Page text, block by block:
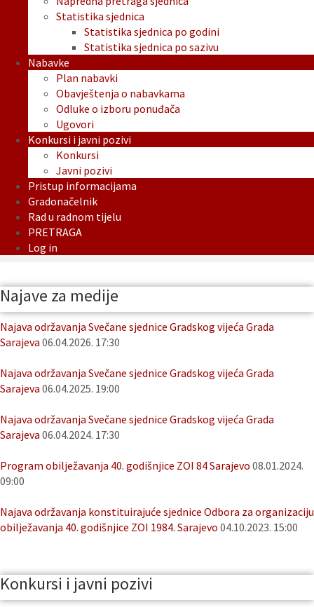
Statistika sjednica
Statistika sjednica po godini
Statistika sjednica po sazivu
Nabavke
Plan nabavki
Obavještenja o nabavkama
Odluke o izboru ponuđača
Ugovori
Konkursi i javni pozivi
Konkursi
Javni pozivi
Pristup informacijama
Gradonačelnik
Rad u radnom tijelu
PRETRAGA
Log in
Najave za medije
Najava održavanja Svečane sjednice Gradskog vijeća Grada
Sarajeva 06.04.2026. 17:30
Najava održavanja Svečane sjednice Gradskog vijeća Grada
Sarajeva 06.04.2025. 19:00
Najava održavanja Svečane sjednice Gradskog vijeća Grada
Sarajeva 06.04.2024. 17:30
Program obilježavanja 40. godišnjice ZOI 84 Sarajevo 08.01.2024.
09:00
Najava održavanja konstituirajuće sjednice Odbora za organizaciju
obilježavanja 40. godišnjice ZOI 1984. Sarajevo 04.10.2023. 15:00
Konkursi i javni pozivi